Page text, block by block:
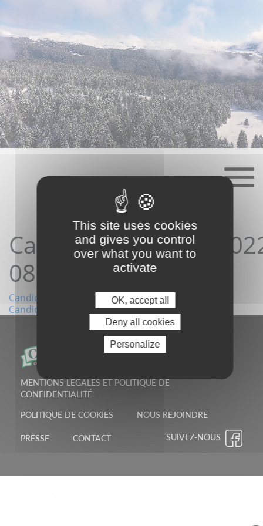
content
Candidature06/04/
08:55:04
Navigation
l’article
Candidature27/03/2022 12:56:12
Candidature08/04/2022 07:54:11
MENTIONS LÉGALES ET POLITIQUE DE
CONFIDENTIALITÉ
POLITIQUE DE COOKIES NOUS REJOINDRE
PRESSE CONTACT SUIVEZ-NOUS
This site uses cookies
and gives you control
over what you want to
activate
OK, accept all
Deny all cookies
Personalize